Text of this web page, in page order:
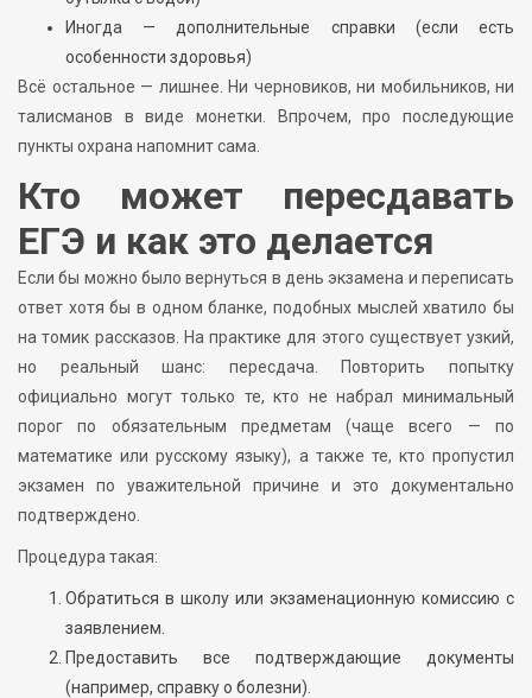
Иногда — дополнительные справки (если есть
особенности здоровья)
Всё остальное — лишнее. Ни черновиков, ни мобильников, ни
талисманов в виде монетки. Впрочем, про последующие
пункты охрана напомнит сама.
Кто может пересдавать
ЕГЭ и как это делается
Если бы можно было вернуться в день экзамена и переписать
ответ хотя бы в одном бланке, подобных мыслей хватило бы
на томик рассказов. На практике для этого существует узкий,
но реальный шанс: пересдача. Повторить попытку
официально могут только те, кто не набрал минимальный
порог по обязательным предметам (чаще всего — по
математике или русскому языку), а также те, кто пропустил
экзамен по уважительной причине и это документально
подтверждено.
Процедура такая:
Обратиться в школу или экзаменационную комиссию с
заявлением.
Предоставить все подтверждающие документы
(например, справку о болезни).